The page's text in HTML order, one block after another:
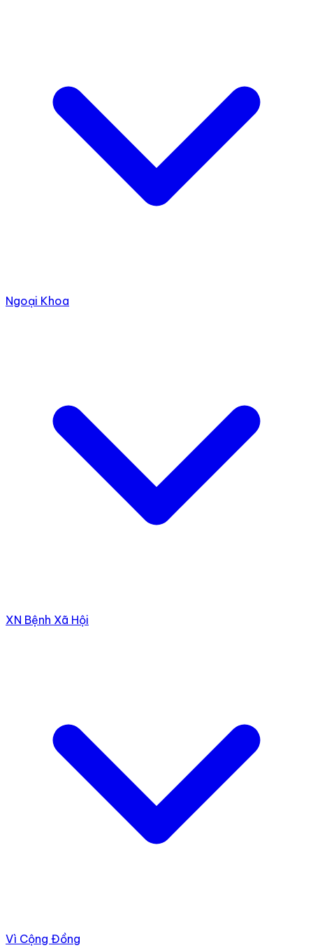
Ngoại Khoa
XN Bệnh Xã Hội
Vì Cộng Đồng